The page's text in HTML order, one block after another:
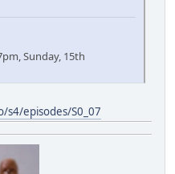
Sunday, 15th
episodes/S0_07